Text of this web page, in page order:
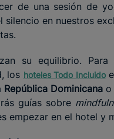
de una sesión de
en nuestros
su equilibrio. Para
los hoteles Todo Incluido
República Dominicana o
guías sobre
empezar en el hotel y